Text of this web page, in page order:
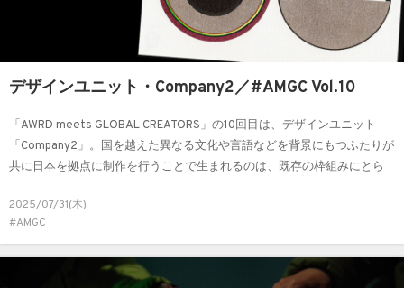
デザインユニット・Company2／#AMGC Vol.10
「AWRD meets GLOBAL CREATORS」の10回目は、デザインユニット
「Company2」。国を越えた異なる文化や言語などを背景にもつふたりが
共に日本を拠点に制作を行うことで生まれるのは、既存の枠組みにとら
動、表現活動の向き合い方についてお話を伺いました。
2025/07/31(木)
#AMGC